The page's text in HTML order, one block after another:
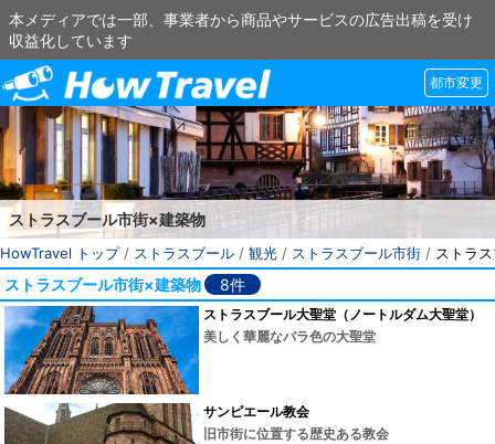
本メディアでは一部、事業者から商品やサービスの広告出稿を受け
収益化しています
都市変更
ストラスブール市街×建築物
HowTravel トップ/ ストラスブール / 観光 / ストラスブール市街 / ストラ
ストラスブール市街×建築物 8件
ストラスブール大聖堂（ノートルダム大聖堂）
美しく華麗なバラ色の大聖堂
サンピエール教会
旧市街に位置する歴史ある教会